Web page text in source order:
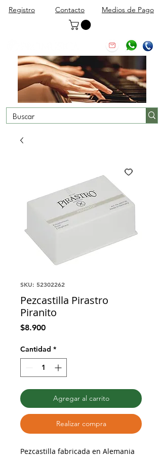
Registro Contacto Medios de Pago
SKU: 52302262
Pezcastilla Pirastro
Piranito
$8.900Precio
Cantidad *
Agregar al carrito
Realizar compra
Pezcastilla fabricada en Alemania